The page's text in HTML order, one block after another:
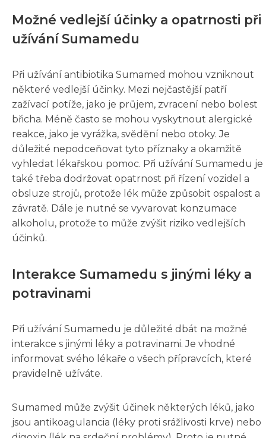
Možné vedlejší účinky a opatrnosti při
užívání Sumamedu
Při užívání antibiotika Sumamed mohou vzniknout
některé vedlejší účinky. Mezi nejčastější patří
zažívací potíže, jako je průjem, zvracení nebo bolest
břicha. Méně často se mohou vyskytnout alergické
reakce, jako je vyrážka, svědění nebo otoky. Je
důležité nepodceňovat tyto příznaky a okamžitě
vyhledat lékařskou pomoc. Při užívání Sumamedu je
také třeba dodržovat opatrnost při řízení vozidel a
obsluze strojů, protože lék může způsobit ospalost a
závratě. Dále je nutné se vyvarovat konzumace
alkoholu, protože to může zvýšit riziko vedlejších
účinků.
Interakce Sumamedu s jinými léky a
potravinami
Při užívání Sumamedu je důležité dbát na možné
interakce s jinými léky a potravinami. Je vhodné
informovat svého lékaře o všech přípravcích, které
pravidelně užíváte.
Sumamed může zvýšit účinek některých léků, jako
jsou antikoagulancia (léky proti srážlivosti krve) nebo